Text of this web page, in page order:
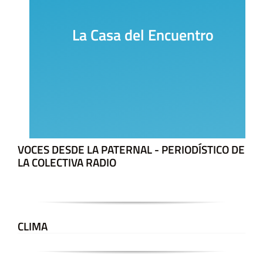
La Casa del Encuentro
VOCES DESDE LA PATERNAL - PERIODÍSTICO DE
LA COLECTIVA RADIO
CLIMA